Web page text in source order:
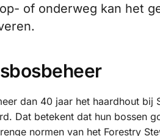
of onderweg kan het
dan 40 jaar het haardhout bij
Dat betekent dat hun bossen
normen van het Forestry